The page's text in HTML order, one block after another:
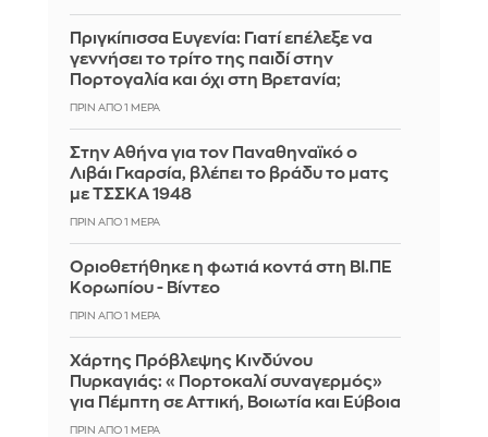
Πριγκίπισσα Ευγενία: Γιατί επέλεξε να
γεννήσει το τρίτο της παιδί στην
Πορτογαλία και όχι στη Βρετανία;
ΠΡΙΝ ΑΠΌ 1 ΜΈΡΑ
Στην Αθήνα για τον Παναθηναϊκό ο
Λιβάι Γκαρσία, βλέπει το βράδυ το ματς
με ΤΣΣΚΑ 1948
ΠΡΙΝ ΑΠΌ 1 ΜΈΡΑ
Οριοθετήθηκε η φωτιά κοντά στη ΒΙ.ΠΕ
Κορωπίου - Βίντεο
ΠΡΙΝ ΑΠΌ 1 ΜΈΡΑ
Χάρτης Πρόβλεψης Κινδύνου
Πυρκαγιάς: «Πορτοκαλί συναγερμός»
για Πέμπτη σε Αττική, Βοιωτία και Εύβοια
ΠΡΙΝ ΑΠΌ 1 ΜΈΡΑ